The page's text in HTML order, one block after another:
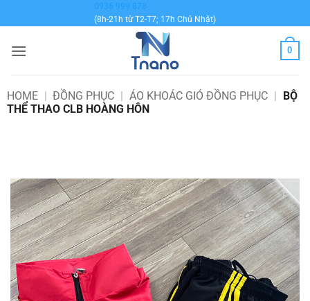
qua
dung
0936 999 878
(8h-21h từ T2-T7; 17h Chủ Nhật)
0
HOME | ĐỒNG PHỤC | ÁO KHOÁC GIÓ ĐỒNG PHỤC | BỘ
THỂ THAO CLB HOÀNG HÔN